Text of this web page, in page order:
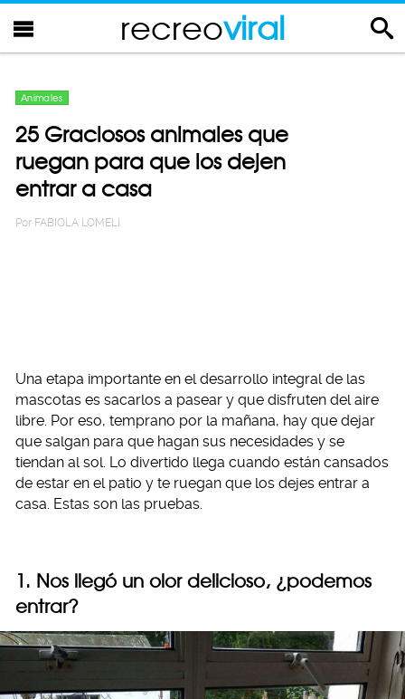
recreoviral
Animales
25 Graciosos animales que
ruegan para que los dejen
entrar a casa
Por FABIOLA LOMELI
Una etapa importante en el desarrollo integral de las
mascotas es sacarlos a pasear y que disfruten del aire
libre. Por eso, temprano por la mañana, hay que dejar
que salgan para que hagan sus necesidades y se
tiendan al sol. Lo divertido llega cuando están cansados
de estar en el patio y te ruegan que los dejes entrar a
casa. Estas son las pruebas.
1. Nos llegó un olor delicioso, ¿podemos
entrar?